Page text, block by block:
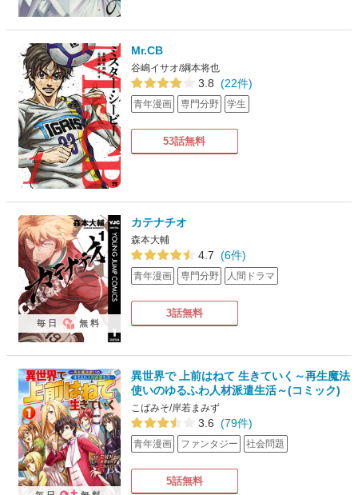
Mr.CB
谷嶋イサオ/綱本将也
3.8 (22件)
青年漫画 専門分野 学生
53話無料
カテナチオ
森本大輔
4.7 (6件)
青年漫画 専門分野 人間ドラマ
3話無料
毎日 無料
異世界で 上前はねて 生きていく～再生魔法
使いのゆるふわ人材派遣生活～(コミック)
こばみそ/岸若まみず
3.6 (79件)
青年漫画 ファンタジー 社会問題
5話無料